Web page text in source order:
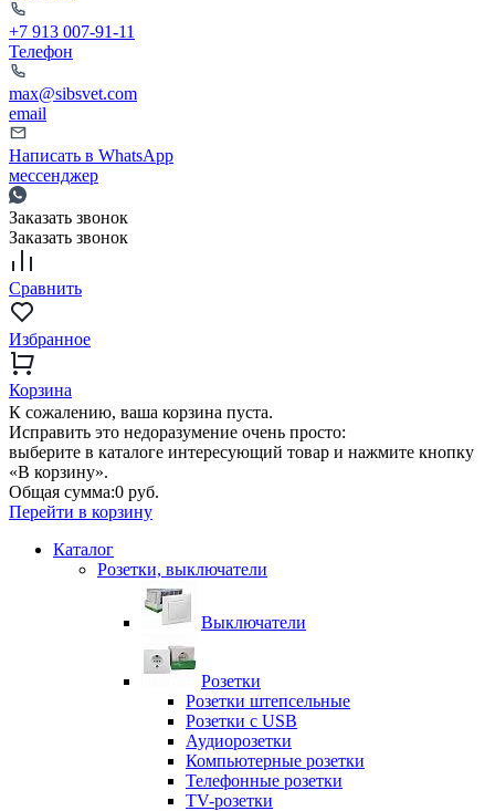
+7 913 007-91-11
Телефон
max@sibsvet.com
email
Написать в WhatsApp
мессенджер
Заказать звонок
Заказать звонок
Сравнить
Избранное
Корзина
К сожалению, ваша корзина пуста.
Исправить это недоразумение очень просто:
выберите в каталоге интересующий товар и нажмите кнопку
«В корзину».
Общая сумма:0 руб.
Перейти в корзину
Каталог
Розетки, выключатели
Выключатели
Розетки
Розетки штепсельные
Розетки с USB
Аудиорозетки
Компьютерные розетки
Телефонные розетки
TV-розетки